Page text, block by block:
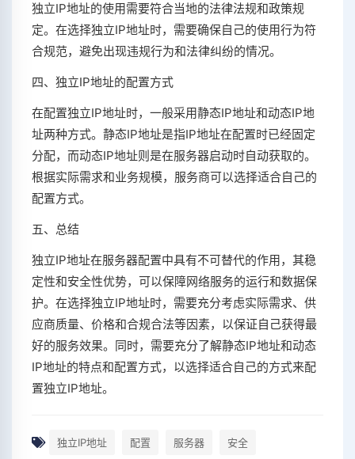
独立IP地址的使用需要符合当地的法律法规和政策规
定。在选择独立IP地址时，需要确保自己的使用行为符
合规范，避免出现违规行为和法律纠纷的情况。
四、独立IP地址的配置方式
在配置独立IP地址时，一般采用静态IP地址和动态IP地
址两种方式。静态IP地址是指IP地址在配置时已经固定
分配，而动态IP地址则是在服务器启动时自动获取的。
根据实际需求和业务规模，服务商可以选择适合自己的
配置方式。
五、总结
独立IP地址在服务器配置中具有不可替代的作用，其稳
定性和安全性优势，可以保障网络服务的运行和数据保
护。在选择独立IP地址时，需要充分考虑实际需求、供
应商质量、价格和合规合法等因素，以保证自己获得最
好的服务效果。同时，需要充分了解静态IP地址和动态
IP地址的特点和配置方式，以选择适合自己的方式来配
置独立IP地址。
独立IP地址 配置 服务器 安全